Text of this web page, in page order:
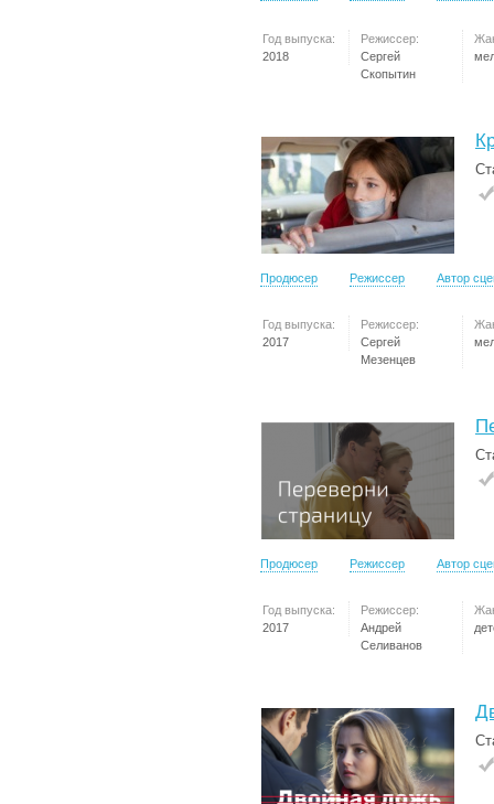
Год выпуска:
2018
Режиссер:
Сергей
Скопытин
Продюсер Режиссер Автор
Год выпуска:
2017
Режиссер:
Сергей
Мезенцев
Продюсер Режиссер Автор
Год выпуска:
2017
Режиссер:
Андрей
Селиванов